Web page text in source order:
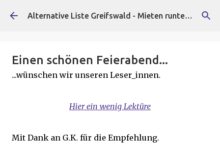
Direkt zum Hauptbereich Alternative Liste Greifswald - Mieten runter, Faschist*innen raus!
Einen schönen Feierabend...
...wünschen wir unseren Leser_innen.
Hier ein wenig Lektüre
Mit Dank an G.K. für die Empfehlung.